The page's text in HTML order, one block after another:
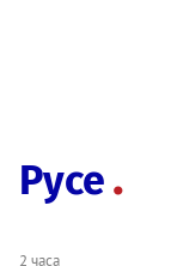
Русе
2 часа